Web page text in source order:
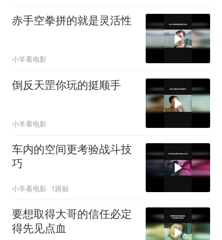
赤手空拳拼的就是灵活性
小羊看电影
倒反天罡你玩的挺顺手
小羊看电影
车内的空间更考验战斗技
巧
小羊看电影 1跟贴
要想取得大哥的信任必定
得先见点血